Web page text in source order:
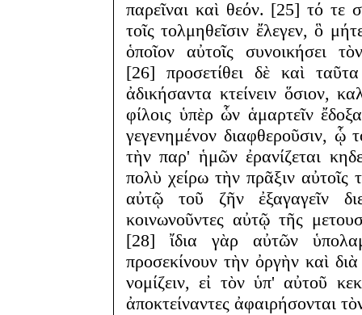
παρεῖναι καὶ θεόν. [25] τό τε
τοῖς τολμηθεῖσιν ἔλεγεν, ὃ
ὁποῖον αὐτοῖς συνοικήσει
[26] προσετίθει δὲ καὶ
ἀδικήσαντα κτείνειν ὅσιον,
φίλοις ὑπὲρ ὧν ἁμαρτεῖν
γεγενημένον διαφθεροῦσιν, ᾧ
τὴν παρ' ἡμῶν ἐρανίζεται
πολὺ χείρω τὴν πρᾶξιν
αὐτῷ τοῦ ζῆν ἐξαγαγεῖν
κοινωνοῦντες αὐτῷ τῆς
[28] ἴδια γὰρ αὐτῶν
προσεκίνουν τὴν ὀργὴν καὶ
νομίζειν, εἰ τὸν ὑπ' αὐτοῦ
ἀποκτείναντες ἀφαιρήσονται